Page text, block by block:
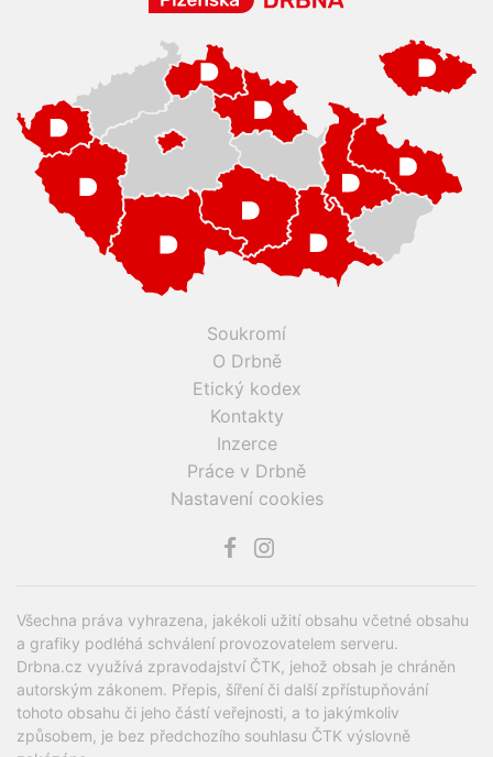
Soukromí
O Drbně
Etický kodex
Kontakty
Inzerce
Práce v Drbně
Nastavení cookies
Všechna práva vyhrazena, jakékoli užití obsahu včetné obsahu
a grafiky podléhá schválení provozovatelem serveru.
Drbna.cz využívá zpravodajství ČTK, jehož obsah je chráněn
autorským zákonem. Přepis, šíření či další zpřístupňování
tohoto obsahu či jeho částí veřejnosti, a to jakýmkoliv
způsobem, je bez předchozího souhlasu ČTK výslovně